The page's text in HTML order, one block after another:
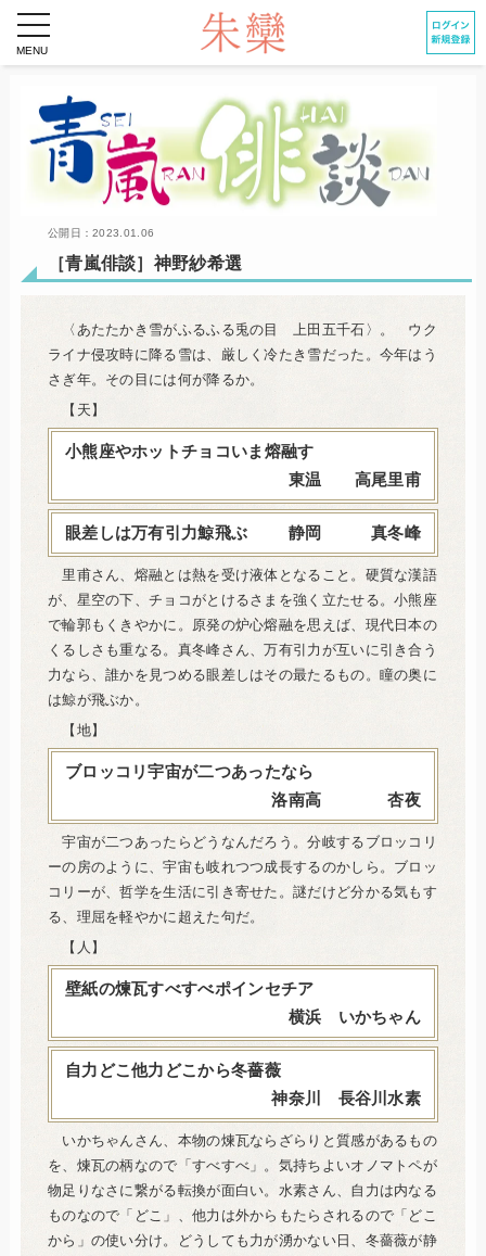
toggle
navigation
公開日：2023.01.06
［青嵐俳談］神野紗希選
〈あたたかき雪がふるふる兎の目 上田五千石〉。 ウク
ライナ侵攻時に降る雪は、厳しく冷たき雪だった。今年はう
さぎ年。その目には何が降るか。
【天】
小熊座やホットチョコいま熔融す
東温 高尾里甫
眼差しは万有引力鯨飛ぶ 静岡 真冬峰
里甫さん、熔融とは熱を受け液体となること。硬質な漢語
が、星空の下、チョコがとけるさまを強く立たせる。小熊座
で輪郭もくきやかに。原発の炉心熔融を思えば、現代日本の
くるしさも重なる。真冬峰さん、万有引力が互いに引き合う
力なら、誰かを見つめる眼差しはその最たるもの。瞳の奥に
は鯨が飛ぶか。
【地】
ブロッコリ宇宙が二つあったなら
洛南高 杏夜
宇宙が二つあったらどうなんだろう。分岐するブロッコリ
ーの房のように、宇宙も岐れつつ成長するのかしら。ブロッ
コリーが、哲学を生活に引き寄せた。謎だけど分かる気もす
る、理屈を軽やかに超えた句だ。
【人】
壁紙の煉瓦すべすべポインセチア
横浜 いかちゃん
自力どこ他力どこから冬薔薇
神奈川 長谷川水素
いかちゃんさん、本物の煉瓦ならざらりと質感があるもの
を、煉瓦の柄なので「すべすべ」。気持ちよいオノマトペが
物足りなさに繋がる転換が面白い。水素さん、自力は内なる
ものなので「どこ」、他力は外からもたらされるので「どこ
から」の使い分け。どうしても力が湧かない日、冬薔薇が静